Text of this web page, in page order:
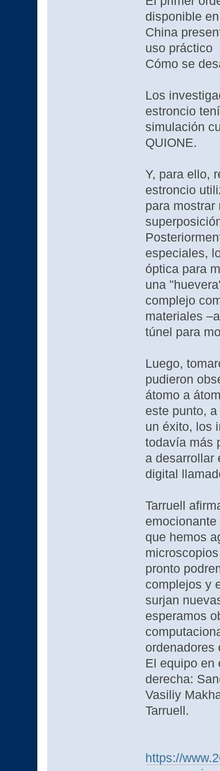
disponible
China
uso práctico
Cómo se
Los
estroncio
simulación
QUIONE.
Y, para ello,
estroncio
para
especiales,
óptica para
una
complejo
materiales
túnel para
Luego,
pudieron
átomo a
este punto,
un éxito, los
todavía más
a desarrollar
digital
Tarruell
que hemos
pronto
complejos y
surjan
esperamos
ordenadores
El equipo en
derecha:
Vasiliy
Tarruell.
https://